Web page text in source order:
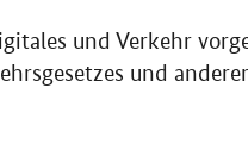
und Verkehr
und anderer